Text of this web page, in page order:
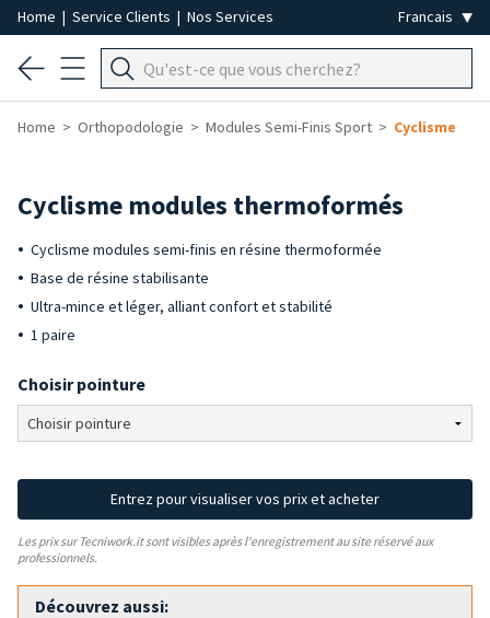
Home | Service Clients | Nos Services
Home Orthopodologie Modules Semi-Finis Sport Cyclisme
Cyclisme modules thermoformés
Cyclisme modules semi-finis en résine thermoformée
Base de résine stabilisante
Ultra-mince et léger, alliant confort et stabilité
1 paire
Choisir pointure
Entrez pour visualiser vos prix et acheter
Les prix sur Tecniwork.it sont visibles après l'enregistrement au site réservé aux
professionnels.
Découvrez aussi: